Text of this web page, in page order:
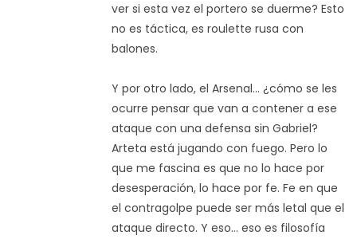
ver si esta vez el portero se duerme? Esto
no es táctica, es roulette rusa con
balones.
Y por otro lado, el Arsenal... ¿cómo se les
ocurre pensar que van a contener a ese
ataque con una defensa sin Gabriel?
Arteta está jugando con fuego. Pero lo
que me fascina es que no lo hace por
desesperación, lo hace por fe. Fe en que
el contragolpe puede ser más letal que el
ataque directo. Y eso... eso es filosofía